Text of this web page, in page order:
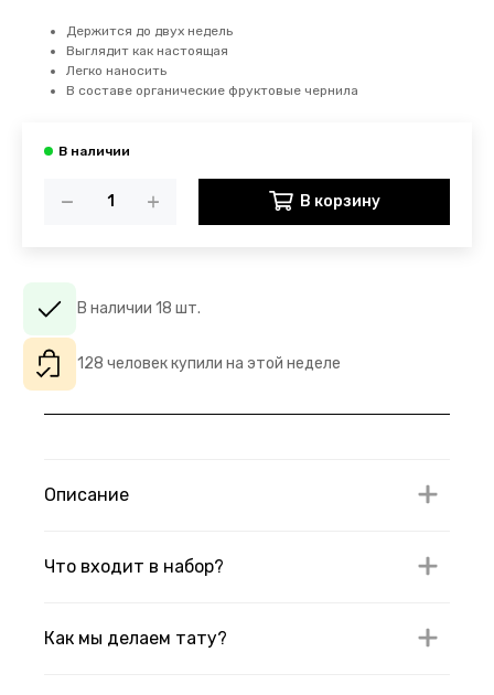
Держится до двух недель
Выглядит как настоящая
Легко наносить
В составе органические фруктовые чернила
В корзину
В наличии 18 шт.
128 человек купили на этой неделе
Описание
Что входит в набор?
Как мы делаем тату?